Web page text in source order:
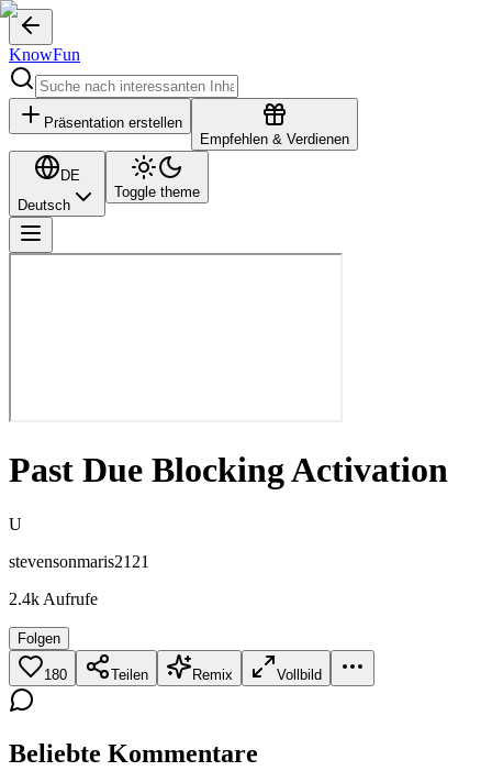
KnowFun
Präsentation erstellen
Empfehlen & Verdienen
DE
Deutsch
Toggle theme
Past Due Blocking Activation
U
stevensonmaris2121
2.4k Aufrufe
Folgen
180 Teilen Remix Vollbild
Beliebte Kommentare